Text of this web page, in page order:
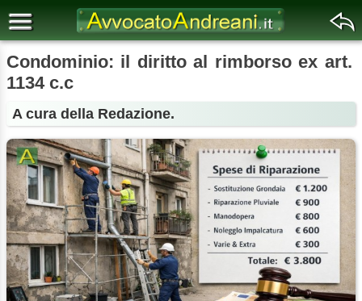
Condominio: il diritto al rimborso ex art.
1134 c.c
A cura della Redazione.